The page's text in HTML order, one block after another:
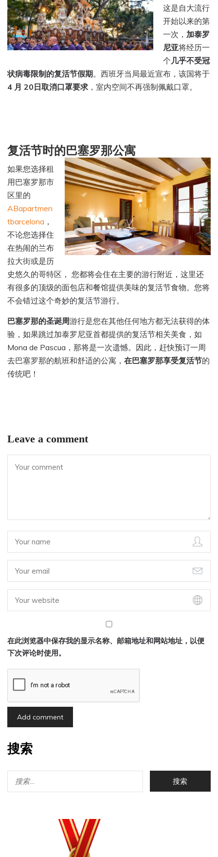
这是自大流行
开始以来的第
一次， 加泰罗
尼亚将经历一
个 几乎不受冠
状病毒限制的复活节假期。西班牙当局最近宣布，该国将于
4 月 20日取消口罩要求 ，室内空间不再强制佩戴口罩。
复活节时的巴塞罗那公寓
如果您选择租
用巴塞罗那市
区里的
ABapartmen
tbarcelona ，
不论您选择住
在热闹的兰布
拉大街或是历
史悠久的哥特区， 您都将会住在主要的游行附近，这里还
有很多的顶级的面包店和餐馆提供美味的复活节食物。您将
不会错过这个奇妙的复活节游行。
巴塞罗那的圣诞周游行是您在其他任何地方都无法获得的体
验，如果跳过加泰罗尼亚首都提供的复活节相关美食，如
Mona de Pascua，那将是一次遗憾。因此，赶快预订一周
去巴塞罗那的航班和舒适的公寓， 在巴塞罗那享受复活节的
传统吧！
Leave a comment
在此浏览器中保存我的显示名称、邮箱地址和网站地址，以便
下次评论时使用。
搜索